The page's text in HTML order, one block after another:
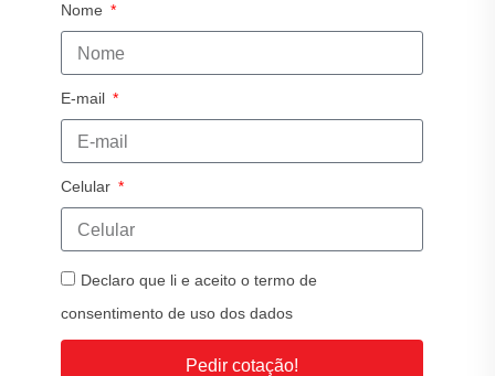
Nome
E-mail
Celular
Declaro que li e aceito o termo de
consentimento de uso dos dados
Pedir cotação!